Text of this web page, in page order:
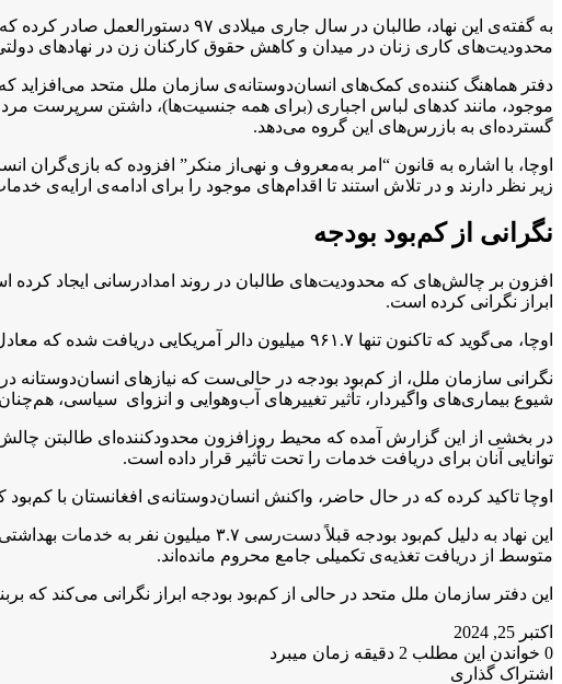
به گفته‌ی این نهاد، طالبان در
محدودیت‌های کاری زنان در میدان و کاهش حقوق کارکنان زن در نهادهای
دفتر هماهنگ‌ کننده‌ی کمک‌های انسان‌دوستانه‌ی سازمان ملل متحد می‌افزاید که در ماه آگست ۲۰۲۴، وزارت امر به معروف
موجود، مانند کدهای لباس اجباری (برای همه جنسیت‌ها)، داشتن سرپرست
گسترده‌ای به بازرس‌های این گروه می‌دهد.
اوچا، با اشاره به قانون “امر به‌معروف و نهی‌از منکر” افزوده که بازی‌گران
زیر نظر دارند و در تلاش استند تا اقدام‌های موجود را برای ادامه‌ی ارایه‌ی
نگرانی از کم‌بود بودجه‌
افزون بر چالش‌های که محدودیت‌های طالبان در روند امدادرسانی ایجاد کرده
ابراز نگرانی کرده است.
اوچا، می‌گوید که تاکنون تنها ۹۶۱.۷ میلیون دالر آمریکایی دریافت شده که معادل ۳۱.۴ درصد از درخواست اولیه است.
نگرانی سازمان ملل، از کم‌بود بودجه در حالی‌ست که نیازهای انسان‌دوستانه
شیوع بیماری‌های واگیردار، تأثیر تغییرهای آب‌وهوایی و انزوای سیاسی،
در بخشی از این گزارش آمده که محیط روزافزون محدودکننده‌ای طالبتن
توانایی آنان برای دریافت خدمات را تحت تأثیر قرار داده است.
اوچا تاکید کرده که در حال حاضر، واکنش انسان‌دوستانه‌ی افغانستان با کم‌بود کلی حدود ۲.۰۹ میلیارد
متوسط از دریافت تغذیه‌ی تکمیلی جامع محروم مانده‌اند.
این دفتر سازمان ملل متحد در حالی از کم‌بود بودجه ابراز نگرانی می‌کند که بربنیاد آمارها، حدود نیمی از جمعیت
اکتبر 25, 2024
0 خواندن این مطلب 2 دقیقه زمان میبرد
فیس
X
لینکدین
واتس
تلگرام
اشتراک گذاری